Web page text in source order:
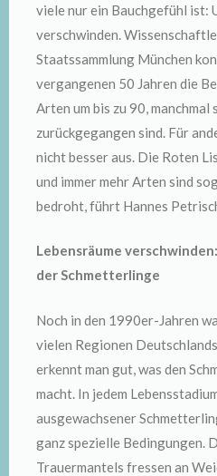
viele nur ein Bauchgefühl ist:
verschwinden.
Staatssammlung München
vergangenen 50 Jahren die
Arten um bis zu 90,
zurückgegangen sind. Für
nicht besser aus. Die Roten
und immer mehr Arten sind
bedroht, führt Hannes
Lebensräume
der Schmetterlinge
Noch in den 1990er-Jahren
vielen Regionen
erkennt man gut, was den
macht. In jedem
ausgewachsener
ganz spezielle Bedingungen.
Trauermantels fressen an